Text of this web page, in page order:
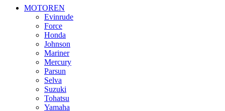
MOTOREN
Evinrude
Force
Honda
Johnson
Mariner
Mercury
Parsun
Selva
Suzuki
Tohatsu
Yamaha